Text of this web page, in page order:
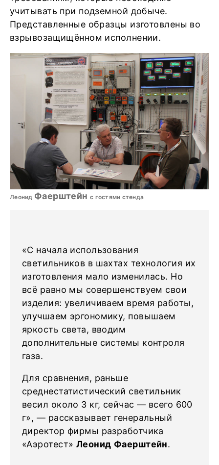
учитывать при подземной добыче.
Представленные образцы изготовлены во
взрывозащищённом исполнении.
Леонид Фаерштейнс гостями стенда
«С начала использования
светильников в шахтах технология их
изготовления мало изменилась. Но
всё равно мы совершенствуем свои
изделия: увеличиваем время работы,
улучшаем эргономику, повышаем
яркость света, вводим
дополнительные системы контроля
газа.
Для сравнения, раньше
среднестатистический светильник
весил около 3 кг, сейчас — всего 600
г», — рассказывает генеральный
директор фирмы разработчика
«Аэротест» Леонид Фаерштейн.